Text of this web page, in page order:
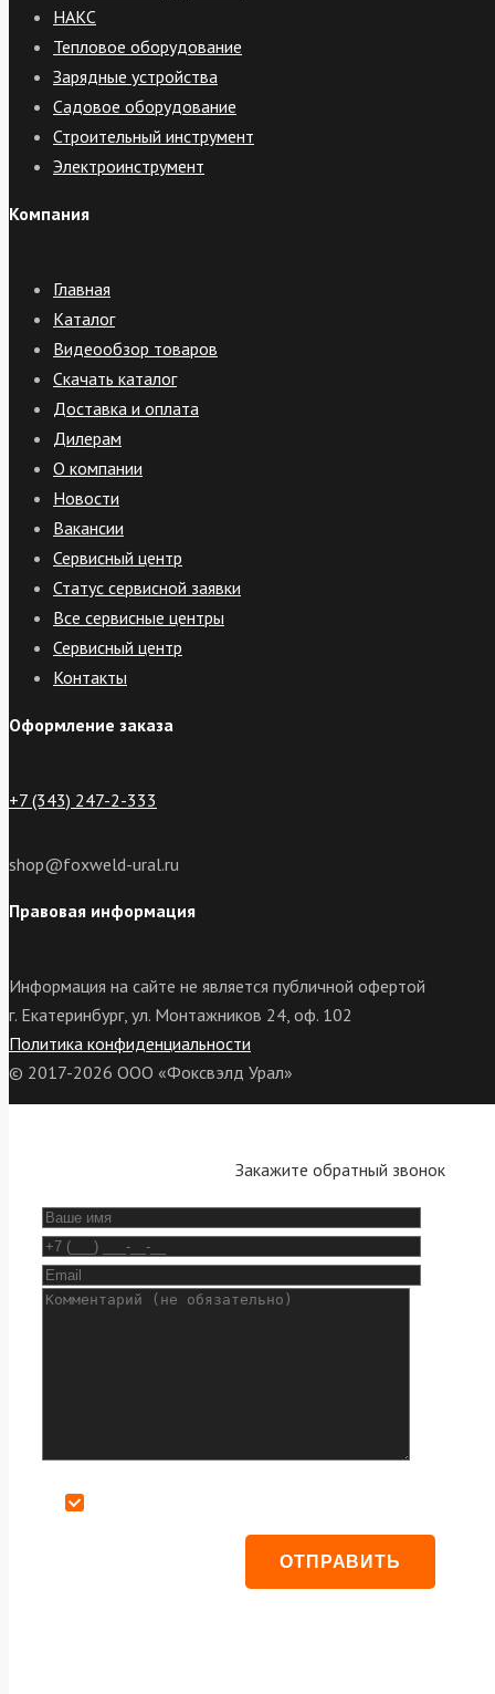
НАКС
Тепловое оборудование
Зарядные устройства
Садовое оборудование
Строительный инструмент
Электроинструмент
Компания
Главная
Каталог
Видеообзор товаров
Скачать каталог
Доставка и оплата
Дилерам
О компании
Новости
Вакансии
Сервисный центр
Статус сервисной заявки
Все сервисные центры
Сервисный центр
Контакты
Оформление заказа
+7 (343) 247-2-333
shop@foxweld-ural.ru
Правовая информация
Информация на сайте не является публичной офертой
г. Екатеринбург, ул. Монтажников 24, оф. 102
Политика конфиденциальности
© 2017-2026 ООО «Фоксвэлд Урал»
Закажите обратный звонок